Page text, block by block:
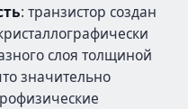
: транзистор создан
слоя толщиной
значительно